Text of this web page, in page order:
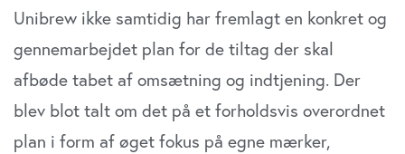
Unibrew ikke samtidig har fremlagt en konkret og
gennemarbejdet plan for de tiltag der skal
afbøde tabet af omsætning og indtjening. Der
blev blot talt om det på et forholdsvis overordnet
plan i form af øget fokus på egne mærker,